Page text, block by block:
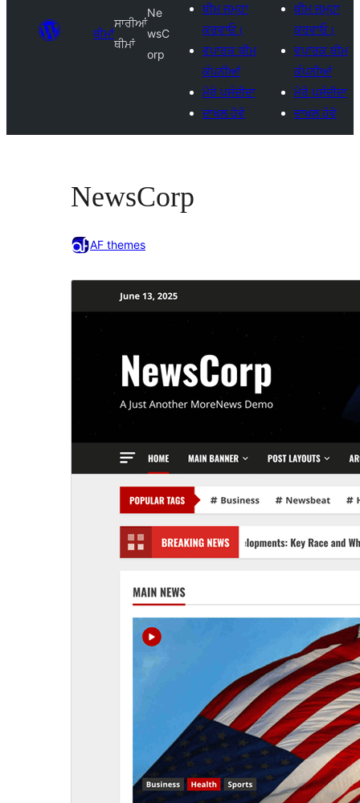
ਥੀਮਾਂ
ਸਾਰੀਆਂ
ਥੀਮਾਂ
Ne
wsC
orp
ਥੀਮ ਜਮ੍ਹਾ
ਕਰਵਾਓ।
ਵਪਾਰਕ ਥੀਮ
ਕੰਪਨੀਆਂ
ਮੇਰੇ ਪਸੰਦੀਦਾ
ਦਾਖਲ ਹੋਵੋ
ਥੀਮ ਜਮ੍ਹਾ
ਕਰਵਾਓ।
ਵਪਾਰਕ ਥੀਮ
ਕੰਪਨੀਆਂ
ਮੇਰੇ ਪਸੰਦੀਦਾ
ਦਾਖਲ ਹੋਵੋ
NewsCorp
AF themes